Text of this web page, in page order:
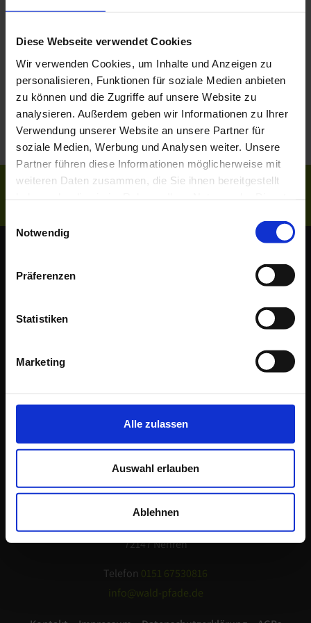
Diese Webseite verwendet Cookies
Wir verwenden Cookies, um Inhalte und Anzeigen zu
personalisieren, Funktionen für soziale Medien anbieten
zu können und die Zugriffe auf unsere Website zu
analysieren. Außerdem geben wir Informationen zu Ihrer
Verwendung unserer Website an unsere Partner für
soziale Medien, Werbung und Analysen weiter. Unsere
Partner führen diese Informationen möglicherweise mit
weiteren Daten zusammen, die Sie ihnen bereitgestellt
Notwendig
Präferenzen
Statistiken
Marketing
Alle zulassen
Auswahl erlauben
Ablehnen
Wir verbringen gerne Zeit mit unseren Kindern. Und
doch wird aus dem Spielen,Vorlesen und
Badewannenparties immer öfter eine zweckbestimmtere
Zeit.
Wie schön und wichtig sich gemeinsam Zeit zu
schenken in der es nur um euch beide geht…..
Oder lieber gleich anrufen? 0151 67530816
Barbara Nacken
72147 Nehren
Telefon 0151 67530816
info@wald-pfade.de